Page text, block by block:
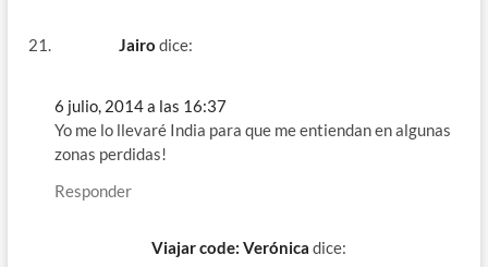
Jairo dice:
6 julio, 2014 a las 16:37
Yo me lo llevaré India para que me entiendan en algunas
zonas perdidas!
Responder
Viajar code: Verónica dice: